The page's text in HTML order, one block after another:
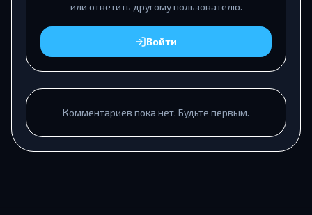
или ответить другому пользователю.
Войти
Комментариев пока нет. Будьте первым.